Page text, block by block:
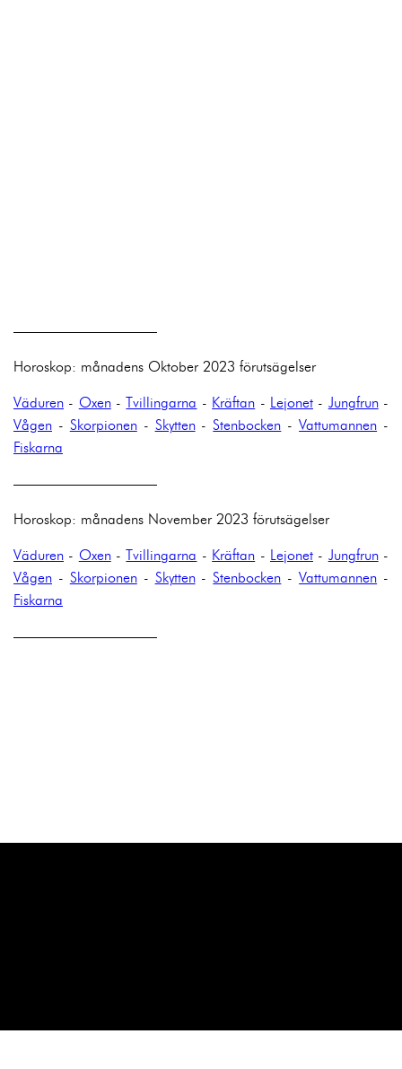
——————————
Horoskop: månadens Oktober 2023 förutsägelser
Väduren - Oxen-Tvillingarna - Kräftan - Lejonet- Jungfrun-
Vågen - Skorpionen- Skytten-Stenbocken -Vattumannen -
Fiskarna
——————————
Horoskop: månadens November 2023 förutsägelser
Väduren - Oxen-Tvillingarna - Kräftan - Lejonet- Jungfrun-
Vågen - Skorpionen- Skytten-Stenbocken -Vattumannen -
Fiskarna
——————————